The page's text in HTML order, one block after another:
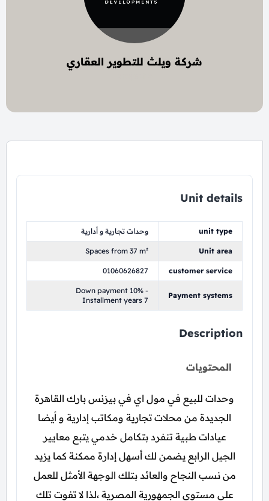
شركة ويلث للتطوير العقاري
Unit details
unit type وحدات تجارية و أدارية
Unit area
Spaces from 37 m²
customer service
01060626827
Payment systems
Down payment 10% -
Installment years 7
Description
المحتويات
وحدات للبيع في مول اي في بيزنس بارك القاهرة
الجديدة من محلات تجارية ومكاتب إدارية و أيضا
عيادات طبية تنفرد بتكامل خدمي يتبع معايير
الجيل الرابع يضمن لك أسهل إدارة ممكنة كما يزيد
من نسب النجاح والعائد بتلك الوجهة الأمثل للعمل
علي مستوي الجمهورية المصرية ،لذا لا تفوت تلك